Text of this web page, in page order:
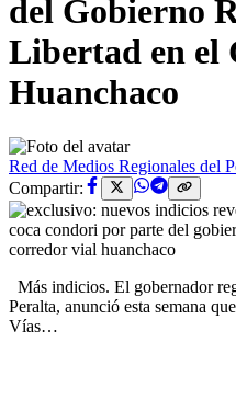
del Gobierno
Libertad en el
Huanchaco
Red de Medios Regionales del
Compartir:
Más indicios. El gobernador
Peralta, anunció esta semana
Vías…